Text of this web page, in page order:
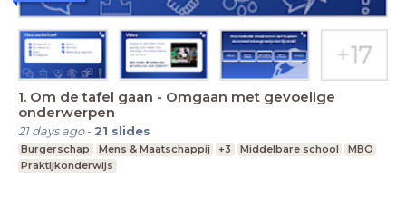
1. Om de tafel gaan - Omgaan met gevoelige
onderwerpen
21 days ago- 21 slides
Burgerschap Mens & Maatschappij +3 Middelbare school
MBO
Praktijkonderwijs